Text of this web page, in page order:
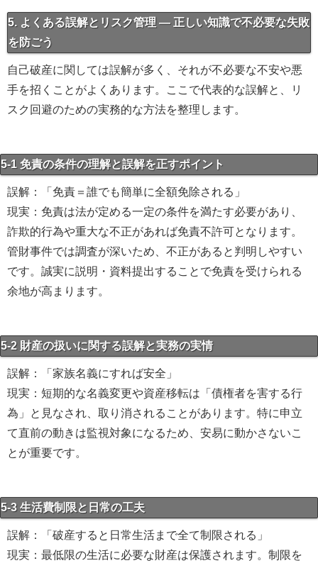
5. よくある誤解とリスク管理 — 正しい知識で不必要な失敗
を防ごう
自己破産に関しては誤解が多く、それが不必要な不安や悪
手を招くことがよくあります。ここで代表的な誤解と、リ
スク回避のための実務的な方法を整理します。
5-1 免責の条件の理解と誤解を正すポイント
誤解：「免責＝誰でも簡単に全額免除される」
現実：免責は法が定める一定の条件を満たす必要があり、
詐欺的行為や重大な不正があれば免責不許可となります。
管財事件では調査が深いため、不正があると判明しやすい
です。誠実に説明・資料提出することで免責を受けられる
余地が高まります。
5-2 財産の扱いに関する誤解と実務の実情
誤解：「家族名義にすれば安全」
現実：短期的な名義変更や資産移転は「債権者を害する行
為」と見なされ、取り消されることがあります。特に申立
て直前の動きは監視対象になるため、安易に動かさないこ
とが重要です。
5-3 生活費制限と日常の工夫
誤解：「破産すると日常生活まで全て制限される」
現実：最低限の生活に必要な財産は保護されます。制限を